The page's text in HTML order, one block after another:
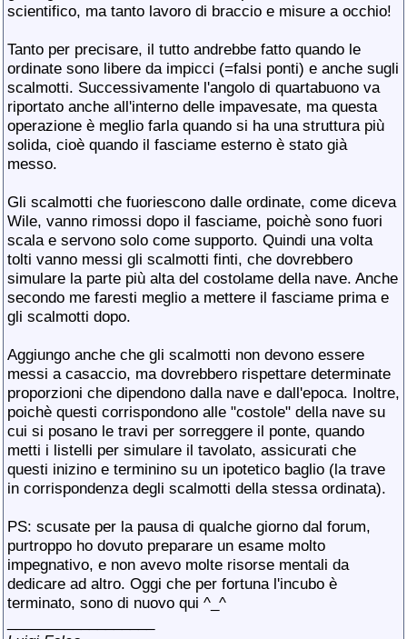
scientifico, ma tanto lavoro di braccio e misure a occhio!
Tanto per precisare, il tutto andrebbe fatto quando le
ordinate sono libere da impicci (=falsi ponti) e anche sugli
scalmotti. Successivamente l'angolo di quartabuono va
riportato anche all'interno delle impavesate, ma questa
operazione è meglio farla quando si ha una struttura più
solida, cioè quando il fasciame esterno è stato già
messo.
Gli scalmotti che fuoriescono dalle ordinate, come diceva
Wile, vanno rimossi dopo il fasciame, poichè sono fuori
scala e servono solo come supporto. Quindi una volta
tolti vanno messi gli scalmotti finti, che dovrebbero
simulare la parte più alta del costolame della nave. Anche
secondo me faresti meglio a mettere il fasciame prima e
gli scalmotti dopo.
Aggiungo anche che gli scalmotti non devono essere
messi a casaccio, ma dovrebbero rispettare determinate
proporzioni che dipendono dalla nave e dall'epoca. Inoltre,
poichè questi corrispondono alle "costole" della nave su
cui si posano le travi per sorreggere il ponte, quando
metti i listelli per simulare il tavolato, assicurati che
questi inizino e terminino su un ipotetico baglio (la trave
in corrispondenza degli scalmotti della stessa ordinata).
PS: scusate per la pausa di qualche giorno dal forum,
purtroppo ho dovuto preparare un esame molto
impegnativo, e non avevo molte risorse mentali da
dedicare ad altro. Oggi che per fortuna l'incubo è
terminato, sono di nuovo qui ^_^